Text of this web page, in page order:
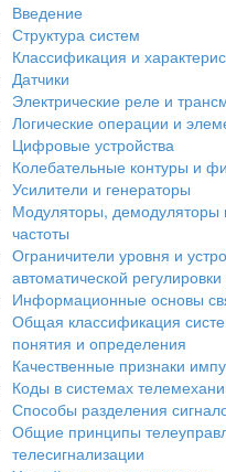
Введение
Структура систем
Классификация и
Датчики
Электрические реле и
Логические операции и
Цифровые устройства
Колебательные контуры и
Усилители и генераторы
Модуляторы, демодуляторы
частоты
Ограничители уровня и
автоматической
Информационные основы
Общая классификация
понятия и определения
Качественные признаки
Коды в системах
Способы разделения
Общие принципы
телесигнализации